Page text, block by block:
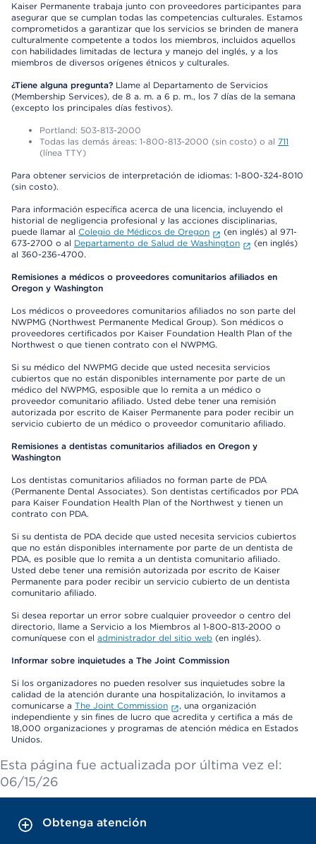
Kaiser Permanente trabaja junto con proveedores participantes para
asegurar que se cumplan todas las competencias culturales. Estamos
comprometidos a garantizar que los servicios se brinden de manera
culturalmente competente a todos los miembros, incluidos aquellos
con habilidades limitadas de lectura y manejo del inglés, y a los
miembros de diversos orígenes étnicos y culturales.
¿Tiene alguna pregunta? Llame al Departamento de Servicios
(Membership Services), de 8 a. m. a 6 p. m., los 7 días de la semana
(excepto los principales días festivos).
Portland: 503-813-2000
Todas las demás áreas: 1-800-813-2000 (sin costo) o al 711
(línea TTY)
Para obtener servicios de interpretación de idiomas: 1-800-324-8010
(sin costo).
Para información específica acerca de una licencia, incluyendo el
historial de negligencia profesional y las acciones disciplinarias,
puede llamar al Colegio de Médicos de Oregon
(en inglés) al 971-
673-2700 o al Departamento de Salud de Washington
(en inglés)
al 360-236-4700.
Remisiones a médicos o proveedores comunitarios afiliados en
Oregon y Washington
Los médicos o proveedores comunitarios afiliados no son parte del
NWPMG (Northwest Permanente Medical Group). Son médicos o
proveedores certificados por Kaiser Foundation Health Plan of the
Northwest o que tienen contrato con el NWPMG.
Si su médico del NWPMG decide que usted necesita servicios
cubiertos que no están disponibles internamente por parte de un
médico del NWPMG, esposible que lo remita a un médico o
proveedor comunitario afiliado. Usted debe tener una remisión
autorizada por escrito de Kaiser Permanente para poder recibir un
servicio cubierto de un médico o proveedor comunitario afiliado.
Remisiones a dentistas comunitarios afiliados en Oregon y
Washington
Los dentistas comunitarios afiliados no forman parte de PDA
(Permanente Dental Associates). Son dentistas certificados por PDA
para Kaiser Foundation Health Plan of the Northwest y tienen un
contrato con PDA.
Si su dentista de PDA decide que usted necesita servicios cubiertos
que no están disponibles internamente por parte de un dentista de
PDA, es posible que lo remita a un dentista comunitario afiliado.
Usted debe tener una remisión autorizada por escrito de Kaiser
Permanente para poder recibir un servicio cubierto de un dentista
comunitario afiliado.
Si desea reportar un error sobre cualquier proveedor o centro del
directorio, llame a Servicio a los Miembros al 1-800-813-2000 o
comuníquese con el administrador del sitio web (en inglés).
Informar sobre inquietudes a The Joint Commission
Si los organizadores no pueden resolver sus inquietudes sobre la
calidad de la atención durante una hospitalización, lo invitamos a
comunicarse a The Joint Commission
, una organización
independiente y sin fines de lucro que acredita y certifica a más de
18,000 organizaciones y programas de atención médica en Estados
Unidos.
Esta página fue actualizada por última vez el:
06/15/26
Obtenga atención